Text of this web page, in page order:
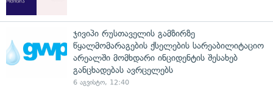
ჯივიპი რუსთაველის გამზირზე
წყალმომარაგების ქსელების სარეაბილიტაციო
არეალში მომხდარი ინციდენტის შესახებ
განცხადებას ავრცელებს
6 აგვისტო, 12:40